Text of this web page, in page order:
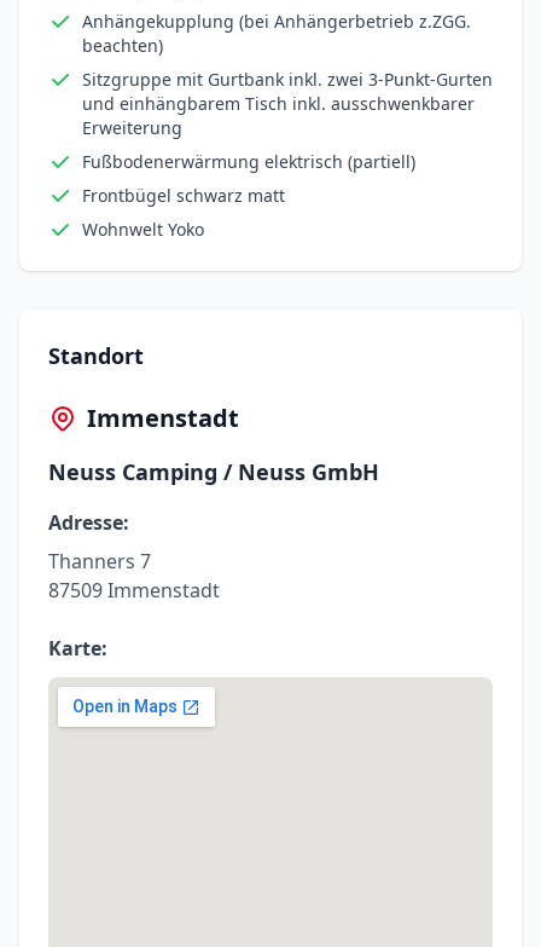
Anhängekupplung (bei Anhängerbetrieb z.ZGG.
beachten)
Sitzgruppe mit Gurtbank inkl. zwei 3-Punkt-Gurten
und einhängbarem Tisch inkl. ausschwenkbarer
Erweiterung
Fußbodenerwärmung elektrisch (partiell)
Frontbügel schwarz matt
Wohnwelt Yoko
Standort
Immenstadt
Neuss Camping / Neuss GmbH
Adresse:
Thanners 7
87509 Immenstadt
Karte: